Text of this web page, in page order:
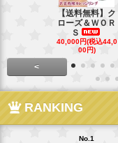
【送料無料】ク
ローズ＆ＷＯＲ
Ｓ
40,000円(税込44,0
00円)
<
RANKING
No.1